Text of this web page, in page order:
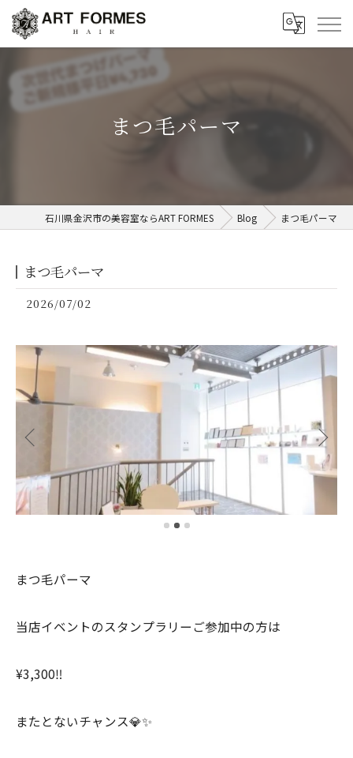
まつ毛パーマ
石川県金沢市の美容室ならART FORMES Blog まつ毛パーマ
まつ毛パーマ
2026/07/02
まつ毛パーマ
当店イベントのスタンプラリーご参加中の方は
¥3,300‼︎
またとないチャンス💎✨